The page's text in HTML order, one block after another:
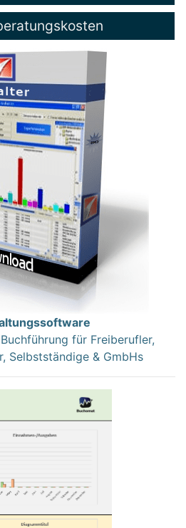
für Freiberufler,
Selbstständige & GmbHs